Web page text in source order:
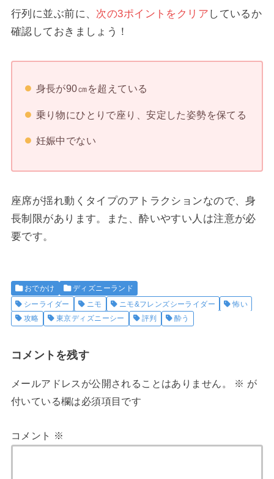
行列に並ぶ前に、 次の3ポイントをクリア しているか
確認しておきましょう！
身長が90㎝を超えている
乗り物にひとりで座り、安定した姿勢を保てる
妊娠中でない
座席が揺れ動くタイプのアトラクションなので、身
長制限があります。また、酔いやすい人は注意が必
要です。
おでかけ
ディズニーランド
シーライダー
ニモ ニモ&フレンズシーライダー
怖い
攻略
東京ディズニーシー 評判 酔う
コメントを残す
メールアドレスが公開されることはありません。 ※ が
付いている欄は必須項目です
コメント ※